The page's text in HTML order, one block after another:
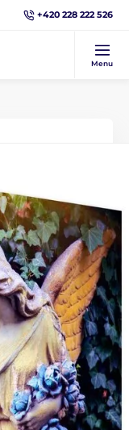
+420 228 222 526
Menu